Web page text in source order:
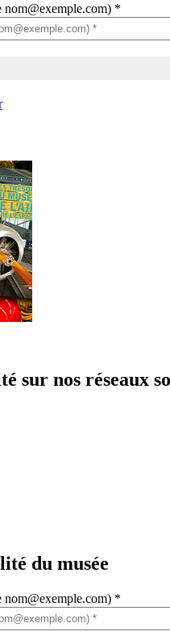
nom@exemple.com) *
sur nos réseaux
du musée
nom@exemple.com) *